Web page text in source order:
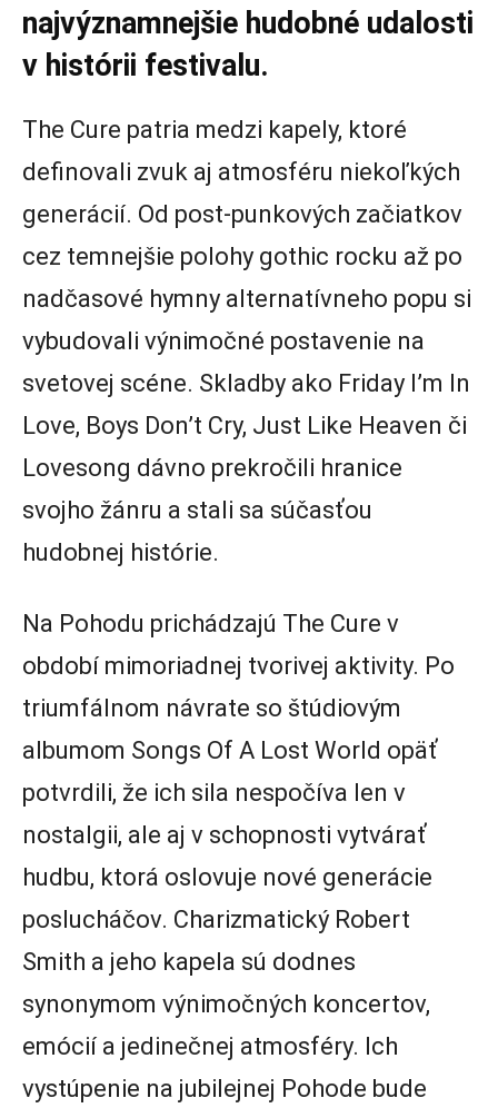
najvýznamnejšie hudobné udalosti
v histórii festivalu.
The Cure patria medzi kapely, ktoré
definovali zvuk aj atmosféru niekoľkých
generácií. Od post-punkových začiatkov
cez temnejšie polohy gothic rocku až po
nadčasové hymny alternatívneho popu si
vybudovali výnimočné postavenie na
svetovej scéne. Skladby ako Friday I’m In
Love, Boys Don’t Cry, Just Like Heaven či
Lovesong dávno prekročili hranice
svojho žánru a stali sa súčasťou
hudobnej histórie.
Na Pohodu prichádzajú The Cure v
období mimoriadnej tvorivej aktivity. Po
triumfálnom návrate so štúdiovým
albumom Songs Of A Lost World opäť
potvrdili, že ich sila nespočíva len v
nostalgii, ale aj v schopnosti vytvárať
hudbu, ktorá oslovuje nové generácie
poslucháčov. Charizmatický Robert
Smith a jeho kapela sú dodnes
synonymom výnimočných koncertov,
emócií a jedinečnej atmosféry. Ich
vystúpenie na jubilejnej Pohode bude